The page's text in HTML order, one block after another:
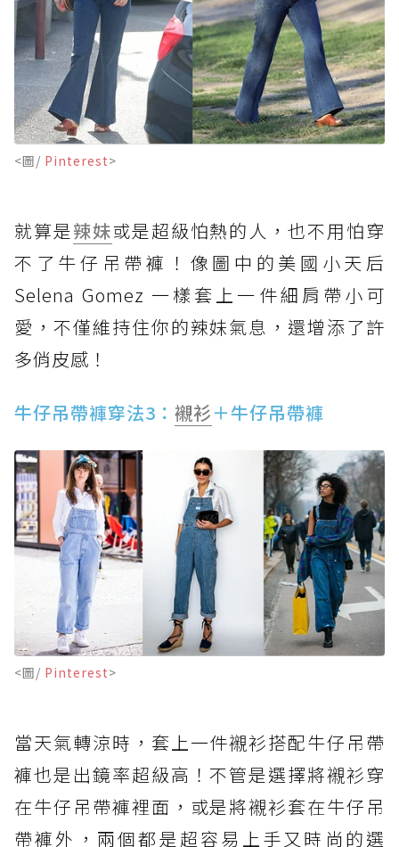
<圖/ Pinterest>
就算是辣妹或是超級怕熱的人，也不用怕穿
不了牛仔吊帶褲！像圖中的美國小天后
Selena Gomez 一樣套上一件細肩帶小可
愛，不僅維持住你的辣妹氣息，還增添了許
多俏皮感！
牛仔吊帶褲穿法3： 襯衫＋牛仔吊帶褲
<圖/ Pinterest>
當天氣轉涼時，套上一件襯衫搭配牛仔吊帶
褲也是出鏡率超級高！不管是選擇將襯衫穿
在牛仔吊帶褲裡面，或是將襯衫套在牛仔吊
帶褲外，兩個都是超容易上手又時尚的選